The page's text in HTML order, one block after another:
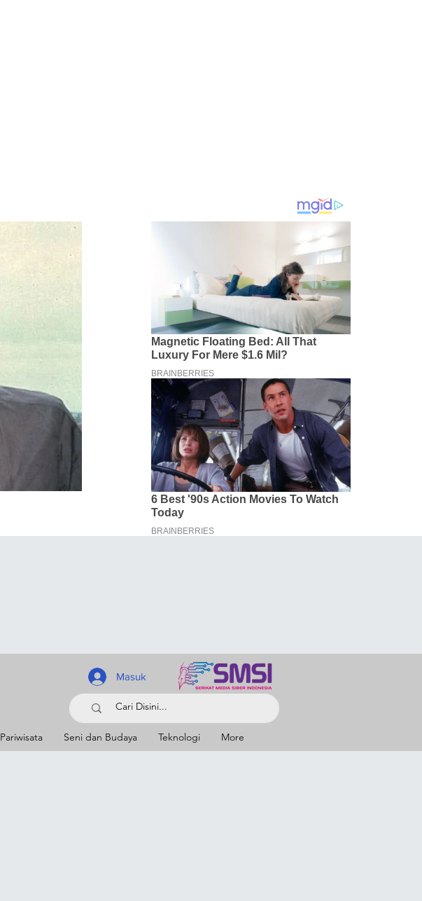
Masuk
Pariwisata Seni dan Budaya Teknologi More